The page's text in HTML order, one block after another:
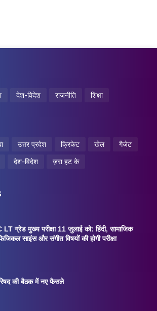
देश-विदेश राजनीति शिक्षा
उत्तर प्रदेश क्रिकेट खेल
गैजेट
देश-विदेश ज़रा हट के
ग्रेड मुख्य परीक्षा 11 जुलाई को: हिंदी, सामाजिक
साइंस और संगीत विषयों की होगी परीक्षा
की बैठक में नए फैसले